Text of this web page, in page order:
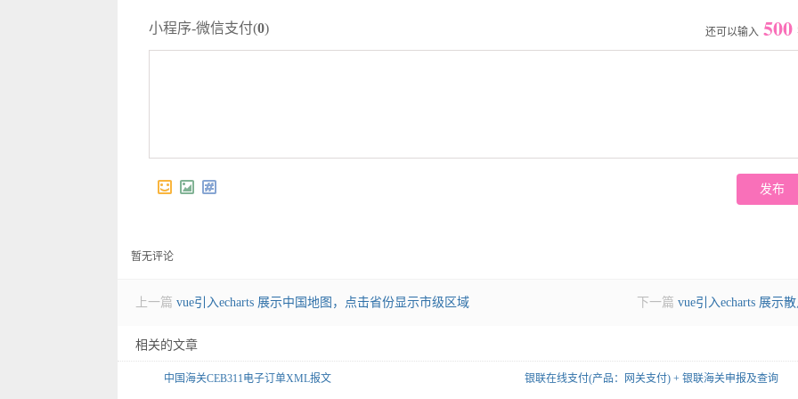
小程序-微信支付(0) 还可以输入 500
暂无评论
上一篇 vue引入echarts 展示中国地图，点击省份显示市级区域 下一篇 vue引入echarts 展示
相关的文章
中国海关CEB311电子订单XML报文 银联在线支付(产品：网关支付) + 银联海关申报及查询